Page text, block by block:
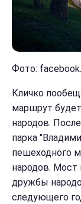
Фото:
Кличко
маршрут
народов.
парка
пешеходного
народов. Мост
дружбы
следующего